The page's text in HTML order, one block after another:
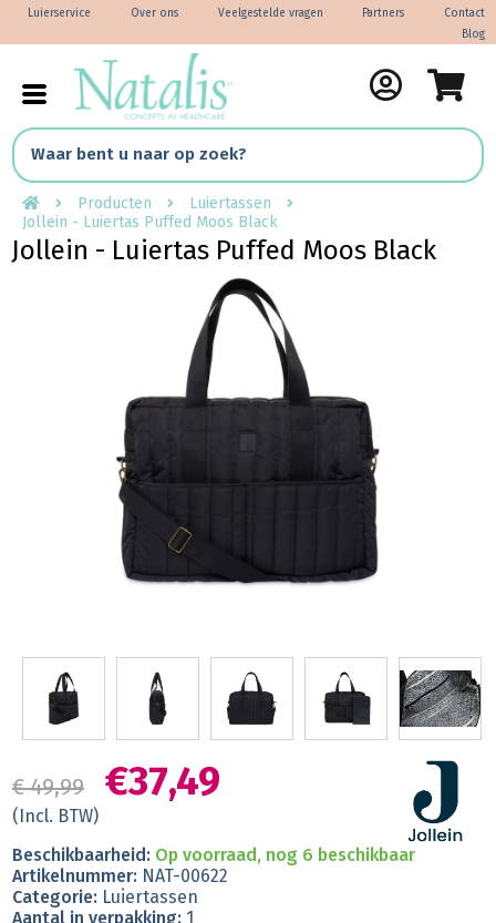
Contact
Partners
Veelgestelde vragen
Over ons
Luierservice
Blog
Producten
Luiertassen
Jollein - Luiertas Puffed Moos Black
Jollein - Luiertas Puffed Moos Black
€ 49,99 €37,49
(Incl. BTW)
Beschikbaarheid: Op voorraad, nog 6 beschikbaar
Artikelnummer: NAT-00622
Categorie: Luiertassen
Aantal in verpakking: 1